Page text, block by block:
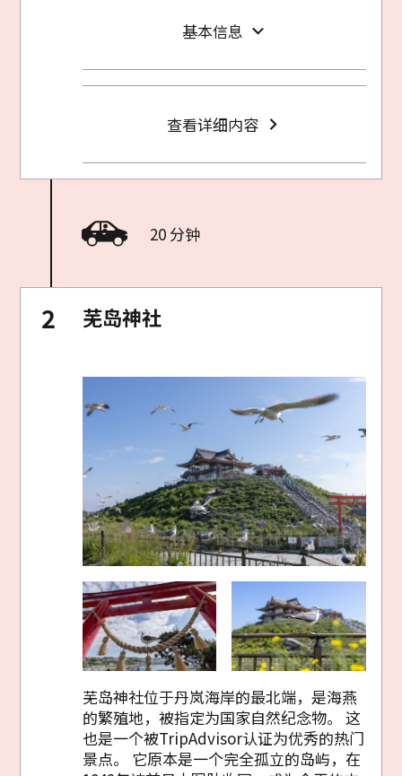
基本信息
查看详细内容
20 分钟
芜岛神社
芜岛神社位于丹岚海岸的最北端，是海燕
的繁殖地，被指定为国家自然纪念物。 这
也是一个被TripAdvisor认证为优秀的热门
景点。 它原本是一个完全孤立的岛屿，在